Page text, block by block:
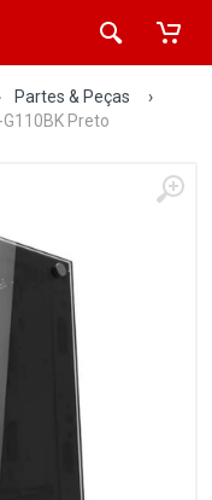
Partes & Peças
›
Preto